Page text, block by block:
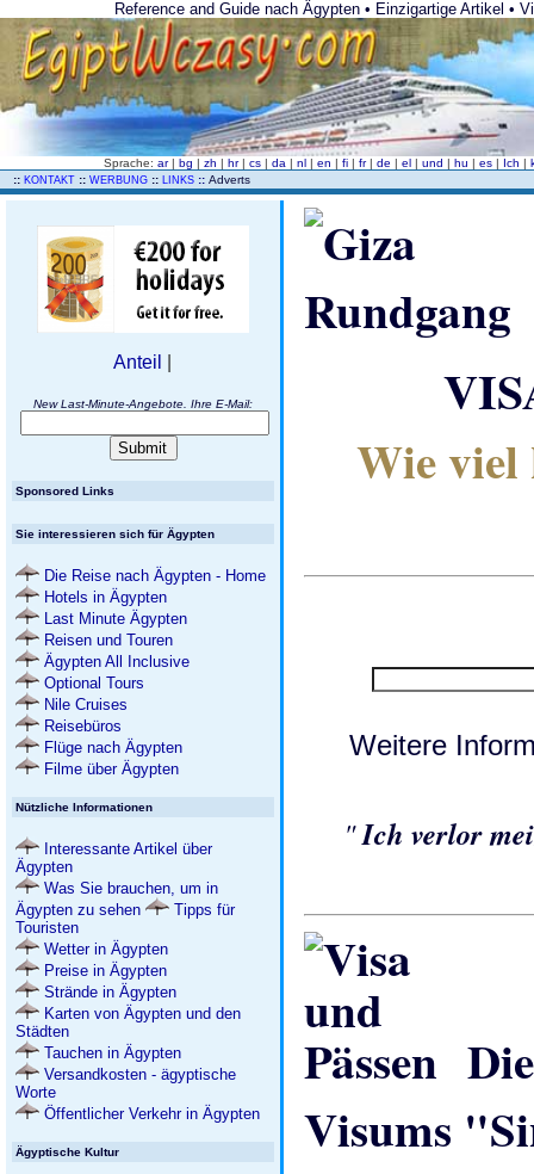
Reference and Guide nach Ägypten • Einzigartige Artikel •
Sprache:ar |bg |zh |hr |cs |da |nl |en |fi |fr |de |el |und |hu |es | Ich |
:: KONTAKT :: WERBUNG :: LINKS :: Adverts
Anteil
New Last-Minute-Angebote. Ihre E-Mail:
Sponsored Links
Sie interessieren sich für Ägypten
Die Reise nach Ägypten - Home
Hotels in Ägypten
Last Minute Ägypten
Reisen und Touren
Ägypten All Inclusive
Optional Tours
Nile Cruises
Reisebüros
Flüge nach Ägypten
Filme über Ägypten
Nützliche Informationen
Interessante Artikel über
Ägypten
Was Sie brauchen, um in
Ägypten zu sehen
Tipps für
Touristen
Wetter in Ägypten
Preise in Ägypten
Strände in Ägypten
Karten von Ägypten und den
Städten
Tauchen in Ägypten
Versandkosten - ägyptische
Worte
Öffentlicher Verkehr in Ägypten
Ägyptische Kultur
Wie viel
Weitere
"Ich verlor
Visums